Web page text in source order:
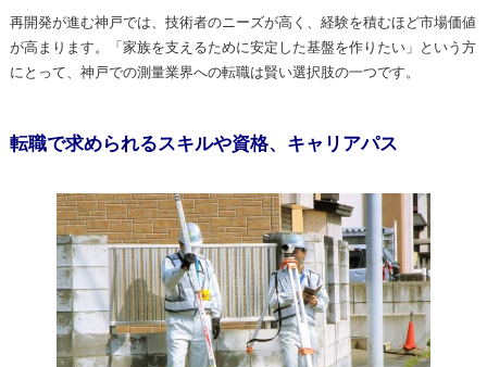
再開発が進む神戸では、技術者のニーズが高く、経験を積むほど市場価値
が高まります。「家族を支えるために安定した基盤を作りたい」という方
にとって、神戸での測量業界への転職は賢い選択肢の一つです。
転職で求められるスキルや資格、キャリアパス